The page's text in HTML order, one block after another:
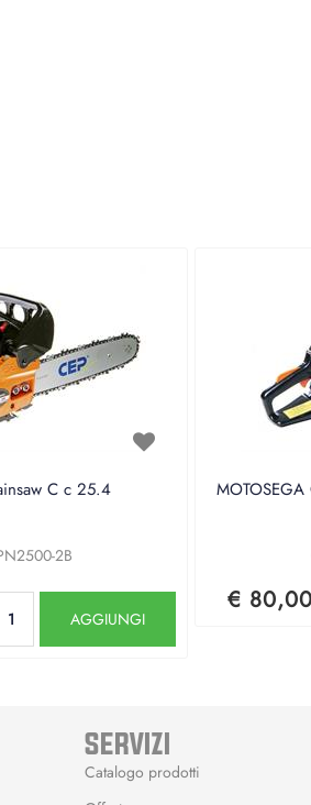
C c 25.4
2B
AGGIUNGI
€ 80,00
SERVIZI
Catalogo prodotti